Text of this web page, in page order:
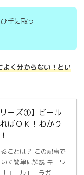
手に取っ
く分からない！とい
リーズ①】ビール
ばＯＫ！わかり
ことは？ この記事で
て簡単に解説 キーワ
エール」「ラガー」